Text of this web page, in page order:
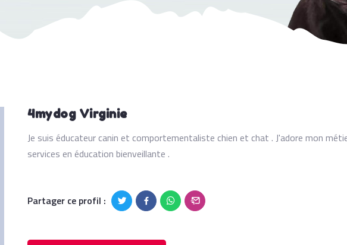
4mydog Virginie
Je suis éducateur canin et comportementaliste chien et chat . J'adore mon
services en éducation bienveillante .
Partager ce profil :